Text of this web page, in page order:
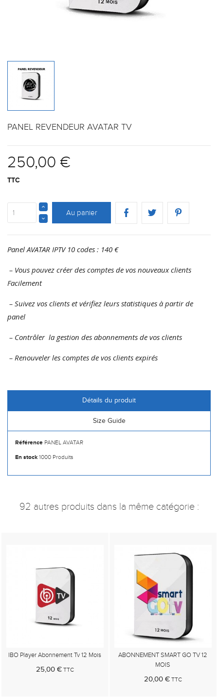
PANEL REVENDEUR AVATAR TV
250,00 €
TTC
Au panier
Panel AVATAR IPTV 10 codes : 140 €
– Vous pouvez créer des comptes de vos nouveaux clients
Facilement
– Suivez vos clients et vérifiez leurs statistiques à partir de
panel
– Contrôler la gestion des abonnements de vos clients
– Renouveler les comptes de vos clients expirés
Détails du produit
Size Guide
Référence PANEL AVATAR
En stock 1000 Produits
92 autres produits dans la même catégorie :
IBO Player Abonnement Tv 12 Mois
25,00 €TTC
ABONNEMENT SMART GO TV 12
MOIS
20,00 €TTC